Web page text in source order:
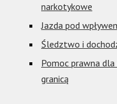
narkotykowe
Jazda pod
Śledztwo i
Pomoc prawna
granicą